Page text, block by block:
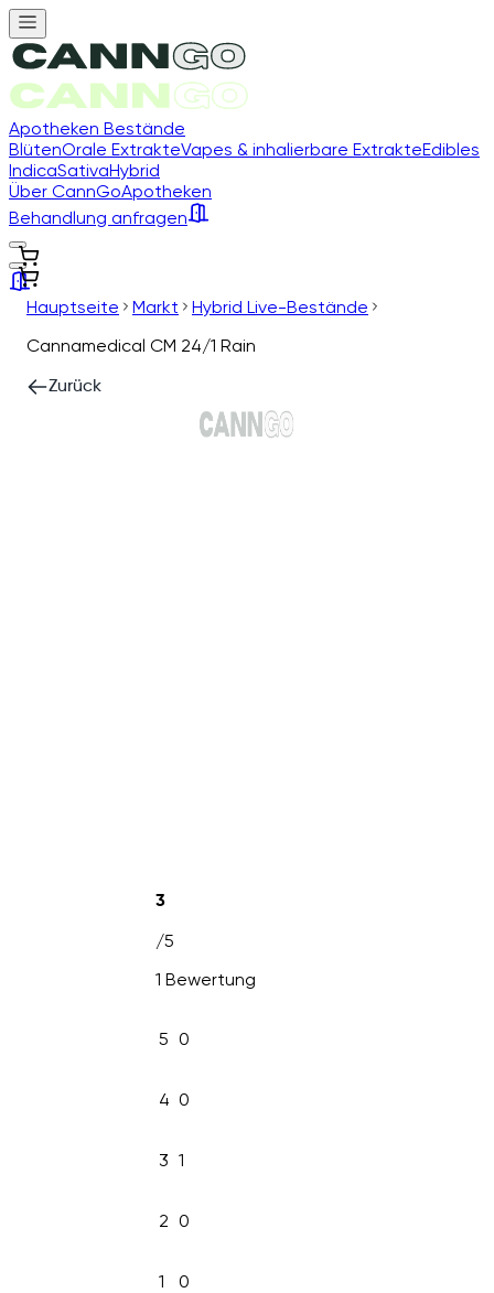
Apotheken Bestände
BlütenOrale ExtrakteVapes & inhalierbare ExtrakteEdibles
IndicaSativaHybrid
Über CannGoApotheken
Behandlung anfragen
Hauptseite Markt
Hybrid Live-Bestände
Cannamedical CM 24/1 Rain
Zurück
3
/5
1 Bewertung
5 0
4 0
3 1
2 0
1 0